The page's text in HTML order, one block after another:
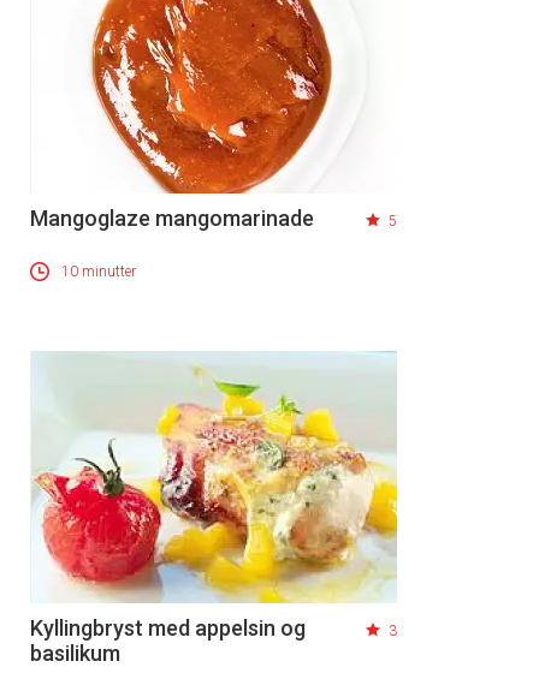
Mangoglaze mangomarinade 5
10 minutter
Kyllingbryst med appelsin og
basilikum
3